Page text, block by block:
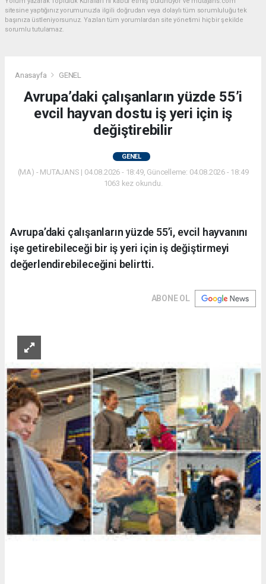
sitesine yaptığınız yorumunuzla ilgili doğrudan veya dolaylı tüm sorumluluğu tek
başınıza üstleniyorsunuz. Yazılan tüm yorumlardan site yönetimi hiçbir şekilde
sorumlu tutulamaz.
Anasayfa GENEL
Avrupa’daki çalışanların yüzde 55’i
evcil hayvan dostu iş yeri için iş
değiştirebilir
GENEL
(MA) - MUTAJANS | 04.08.2026 - 18:49, Güncelleme: 04.08.2026 - 18:49
1063 kez okundu.
Avrupa’daki çalışanların yüzde 55’i, evcil hayvanını
işe getirebileceği bir iş yeri için iş değiştirmeyi
değerlendirebileceğini belirtti.
ABONE OL